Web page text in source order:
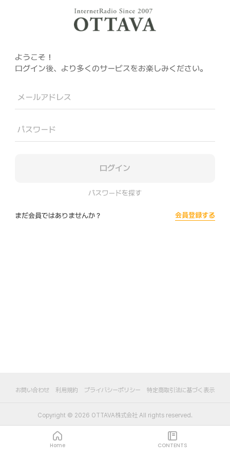
Home CONTENTS
ようこそ！
ログイン後、より多くのサービスをお楽しみください。
メールアドレス
パスワード
ログイン
パスワードを探す
まだ会員ではありませんか？ 会員登録する
お問い合わせ 利用規約 プライバシーポリシー 特定商取引法に基づく表示
Copyright © 2026 OTTAVA株式会社 All rights reserved.